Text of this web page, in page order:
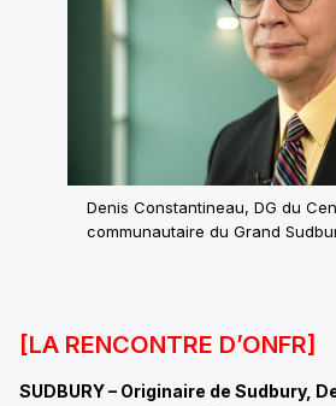
Denis Constantineau, DG du
communautaire du Grand
[LA RENCONTRE D’ONFR]
SUDBURY – Originaire de Sudbury,